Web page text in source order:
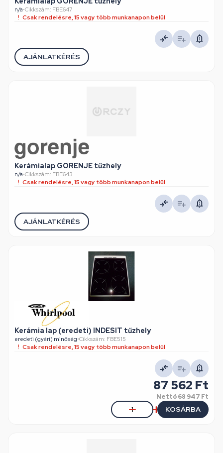
n/a•Cikkszám: FBE647
Csak rendelésre, 15 vagy több munkanapon belül
AJÁNLATKÉRÉS
Kerámialap GORENJE tűzhely
n/a•Cikkszám: FBE643
Csak rendelésre, 15 vagy több munkanapon belül
AJÁNLATKÉRÉS
Kerámia lap (eredeti) INDESIT tűzhely
eredeti (gyári) minőség•Cikkszám: FBE515
Csak rendelésre, 15 vagy több munkanapon belül
87 562 Ft
Nettó68 947 Ft
KOSÁRBA